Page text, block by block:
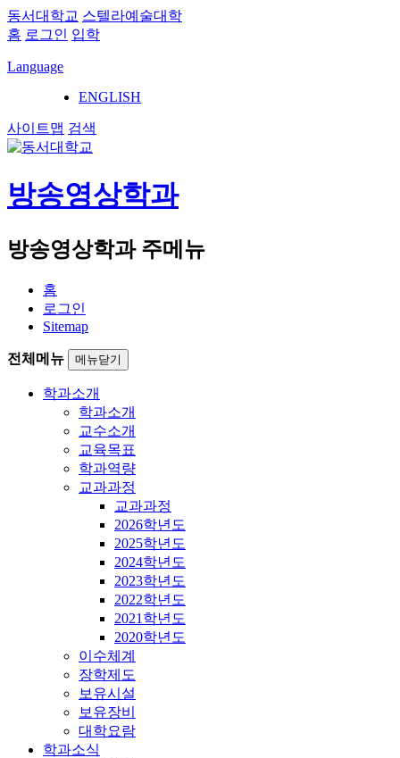
동서대학교 스텔라예술대학
홈 로그인 입학
Language
ENGLISH
사이트맵 검색
방송영상학과
방송영상학과 주메뉴
홈
로그인
Sitemap
전체메뉴 메뉴닫기
학과소개
학과소개
교수소개
교육목표
학과역량
교과과정
교과과정
2026학년도
2025학년도
2024학년도
2023학년도
2022학년도
2021학년도
2020학년도
이수체계
장학제도
보유시설
보유장비
대학요람
학과소식